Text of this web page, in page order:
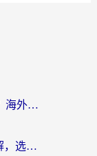
ChickCN和Unblock Youku好用吗？海外党亲测3款回国加速器，附iOS免费选择指南
海外党避坑指南：告别pc vpn 破解，选对回国加速器轻松访问国内资源